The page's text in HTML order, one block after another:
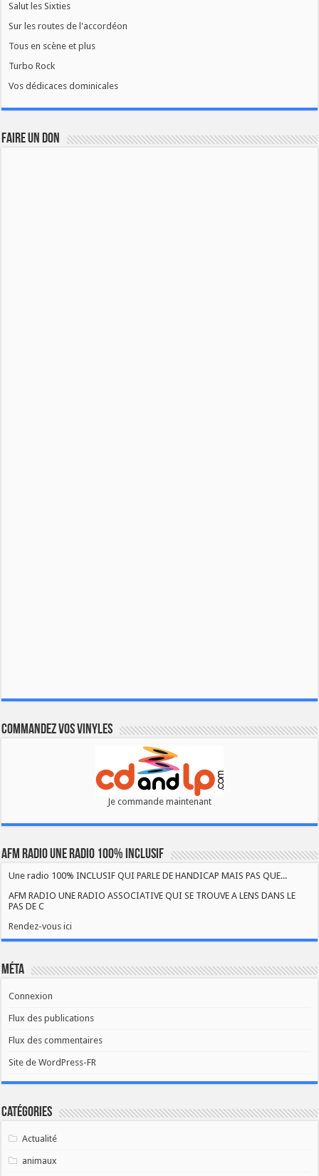
Salut les Sixties
Sur les routes de l'accordéon
Tous en scène et plus
Turbo Rock
Vos dédicaces dominicales
FAIRE UN DON
Commandez vos vinyles
Je commande maintenant
AFM RADIO UNE RADIO 100% INCLUSIF
Une radio 100% INCLUSIF QUI PARLE DE HANDICAP MAIS PAS QUE...
AFM RADIO UNE RADIO ASSOCIATIVE QUI SE TROUVE A LENS DANS LE
PAS DE C
Rendez-vous ici
Méta
Connexion
Flux des publications
Flux des commentaires
Site de WordPress-FR
Catégories
Actualité
animaux